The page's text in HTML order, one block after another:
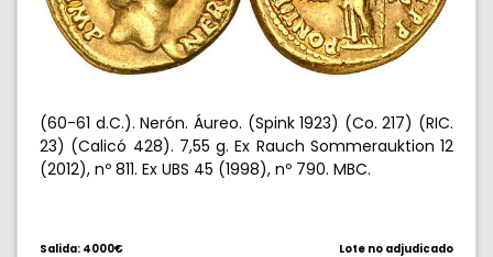
(60-61 d.C.). Nerón. Áureo. (Spink 1923) (Co. 217) (RIC.
23) (Calicó 428). 7,55 g. Ex Rauch Sommerauktion 12
(2012), nº 811. Ex UBS 45 (1998), nº 790. MBC.
Salida: 4000€ Lote no adjudicado